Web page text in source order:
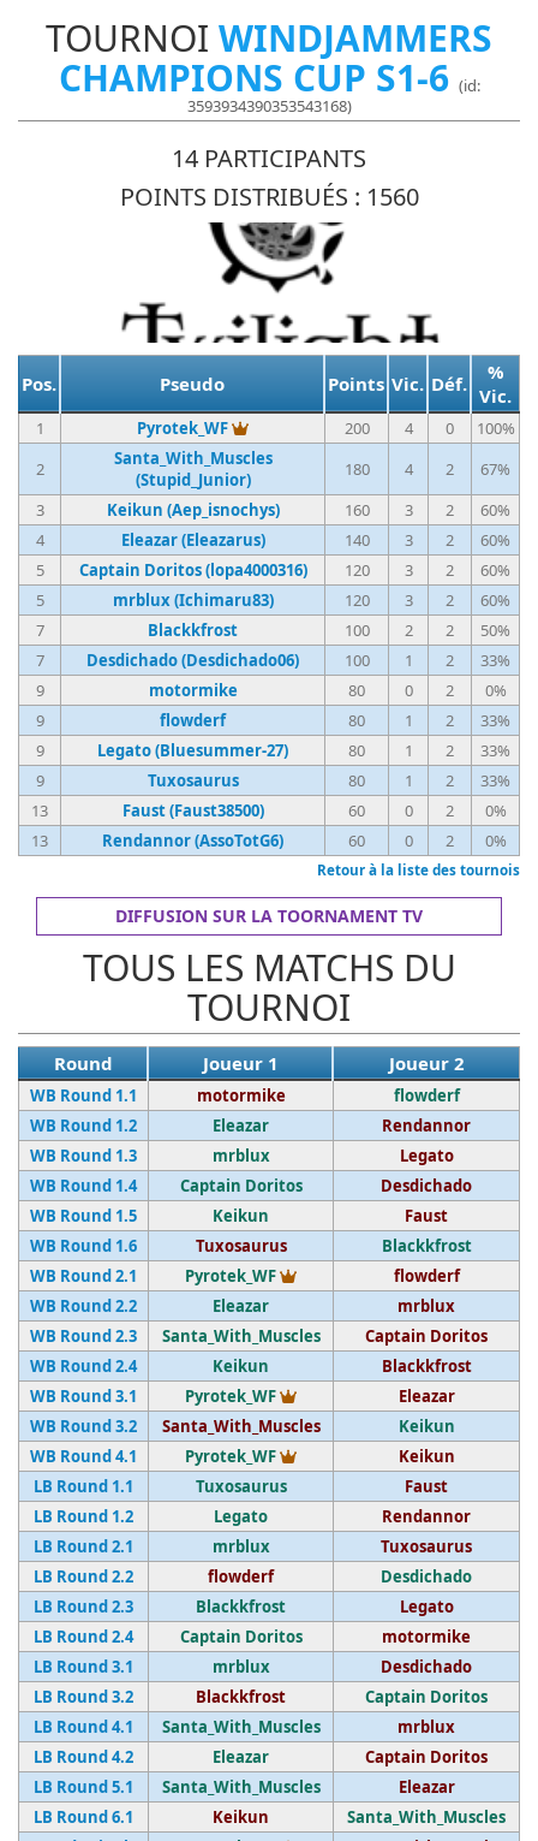
TOURNOI WINDJAMMERS
CHAMPIONS CUP S1-6 (id:
3593934390353543168)
14 PARTICIPANTS
POINTS DISTRIBUÉS : 1560
Pos. Pseudo Points Vic. Déf.
%
Vic.
1 Pyrotek_WF Vainqueur du tournoi
200 4 0
100%
2
Santa_With_Muscles
(Stupid_Junior)
180 4 2
67%
3
Keikun (Aep_isnochys) 160 3 2
60%
4
Eleazar (Eleazarus) 140 3 2
60%
5
Captain Doritos (lopa4000316) 120 3 2
60%
5
mrblux (Ichimaru83) 120 3 2
60%
7
Blackkfrost 100 2 2
50%
7
Desdichado (Desdichado06) 100 1 2
33%
9
motormike 80 0 2
0%
9
flowderf 80 1 2
33%
9
Legato (Bluesummer-27) 80 1 2
33%
9
Tuxosaurus 80 1 2
33%
13
Faust (Faust38500) 60 0 2
0%
13
Rendannor (AssoTotG6) 60 0 2 0%
Retour à la liste des tournois
DIFFUSION SUR LA TOORNAMENT TV
TOUS LES MATCHS DU
TOURNOI
Round Joueur 1 Joueur 2
WB Round 1.1 motormike
flowderf
WB Round 1.2
Eleazar
Rendannor
WB Round 1.3
mrblux
Legato
WB Round 1.4
Captain Doritos
Desdichado
WB Round 1.5
Keikun
Faust
WB Round 1.6
Tuxosaurus
Blackkfrost
WB Round 2.1
Pyrotek_WF Vainqueur du tournoi
flowderf
WB Round 2.2
Eleazar
mrblux
WB Round 2.3
Santa_With_Muscles
Captain Doritos
WB Round 2.4
Keikun
Blackkfrost
WB Round 3.1
Pyrotek_WF Vainqueur du tournoi
Eleazar
WB Round 3.2
Santa_With_Muscles
Keikun
WB Round 4.1
Pyrotek_WF Vainqueur du tournoi
Keikun
LB Round 1.1
Tuxosaurus
Faust
LB Round 1.2
Legato
Rendannor
LB Round 2.1
mrblux
Tuxosaurus
LB Round 2.2
flowderf
Desdichado
LB Round 2.3
Blackkfrost
Legato
LB Round 2.4
Captain Doritos
motormike
LB Round 3.1
mrblux
Desdichado
LB Round 3.2
Blackkfrost
Captain Doritos
LB Round 4.1
Santa_With_Muscles
mrblux
LB Round 4.2
Eleazar
Captain Doritos
LB Round 5.1
Santa_With_Muscles
Eleazar
LB Round 6.1
Keikun
Santa_With_Muscles